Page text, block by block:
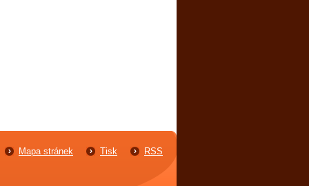
Mapa stránek Tisk RSS